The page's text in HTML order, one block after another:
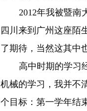
2012年我被暨南
四川来到广州这座陌
了期待，当然这其中
高中时期的学习
机械的学习，我并不
个目标：第一学年结